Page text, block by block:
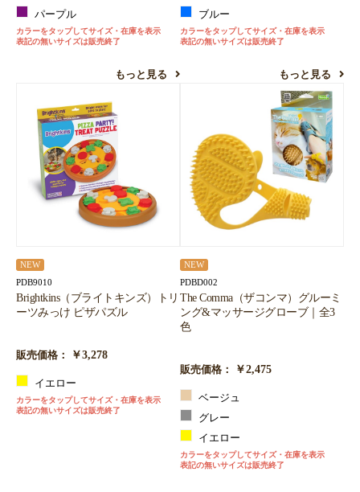
パープル
カラーをタップしてサイズ・在庫を表示
表記の無いサイズは販売終了
もっと見る
ブルー
カラーをタップしてサイズ・在庫を表示
表記の無いサイズは販売終了
もっと見る
NEW
PDB9010
Brightkins（ブライトキンズ）トリ
ーツみっけ ピザパズル
販売価格： ￥3,278
イエロー
カラーをタップしてサイズ・在庫を表示
表記の無いサイズは販売終了
NEW
PDBD002
The Comma（ザコンマ）グルーミ
ング&マッサージグローブ｜全3
色
販売価格： ￥2,475
ベージュ
グレー
イエロー
カラーをタップしてサイズ・在庫を表示
表記の無いサイズは販売終了